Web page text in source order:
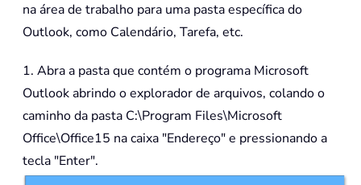
na área de trabalho para uma pasta específica do
Outlook, como Calendário, Tarefa, etc.
1. Abra a pasta que contém o programa Microsoft
Outlook abrindo o explorador de arquivos, colando o
caminho da pasta C:\Program Files\Microsoft
Office\Office15 na caixa "Endereço" e pressionando a
tecla "Enter".